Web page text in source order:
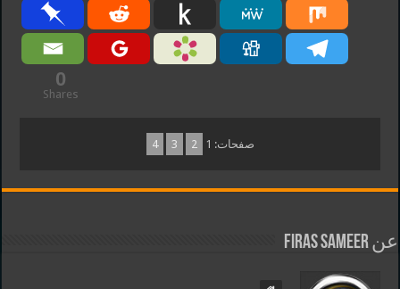
0
Shares
صفحات: 1
2
3
4
عن Firas Sameer